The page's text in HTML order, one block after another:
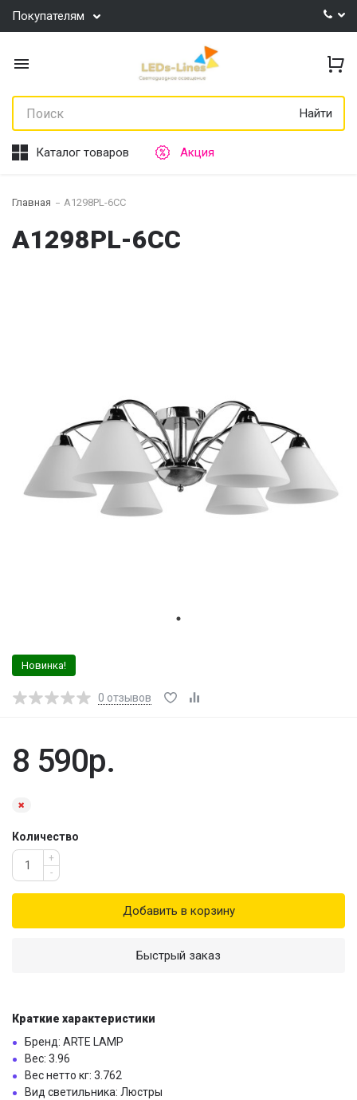
Покупателям
Найти
Каталог товаров Акция
Главная A1298PL-6CC
A1298PL-6CC
Новинка!
0 отзывов
8 590р.
Количество
+
-
Добавить в корзину
Быстрый заказ
Краткие характеристики
Бренд: ARTE LAMP
Вес: 3.96
Вес нетто кг: 3.762
Вид светильника: Люстры